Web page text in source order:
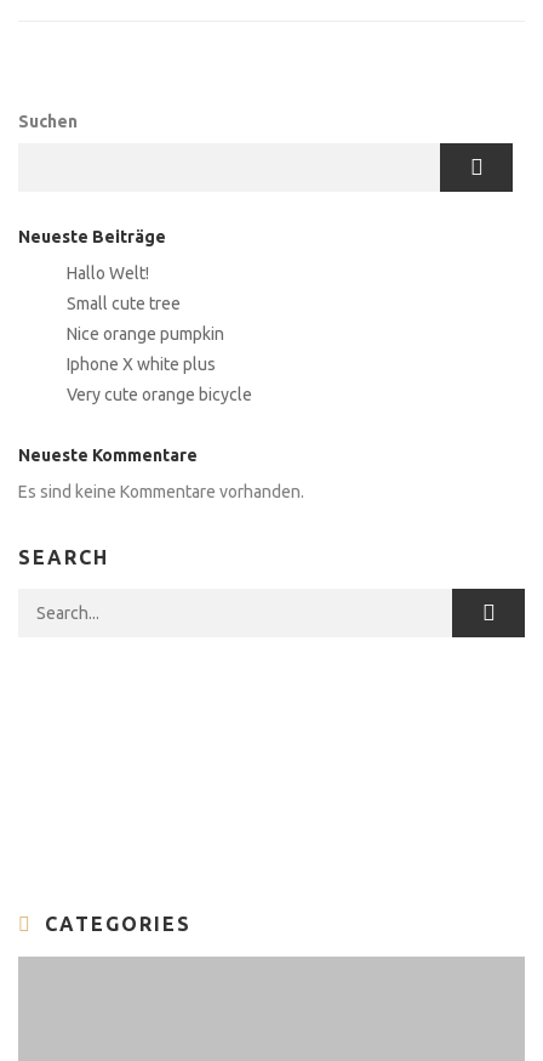
Suchen
Neueste Beiträge
Hallo Welt!
Small cute tree
Nice orange pumpkin
Iphone X white plus
Very cute orange bicycle
Neueste Kommentare
Es sind keine Kommentare vorhanden.
SEARCH
Search for:
CATEGORIES